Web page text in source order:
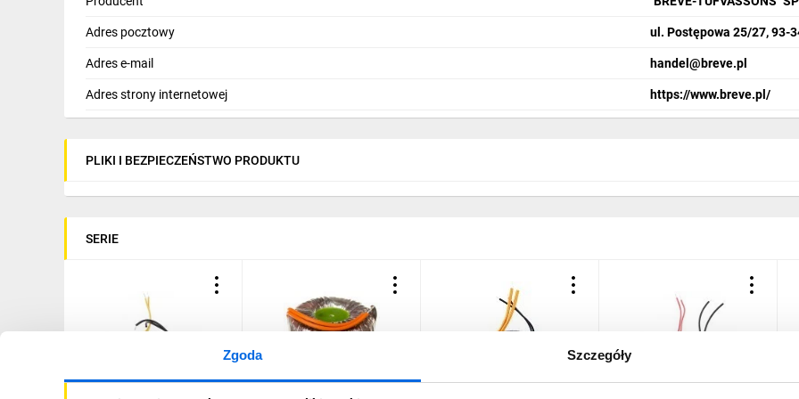
Zgoda Szczegóły
Adres pocztowy ul. Postępowa 25/27, 93-
Adres e-mail handel@breve.pl
Adres strony internetowej https://www.breve.pl/
PLIKI I BEZPIECZEŃSTWO PRODUKTU
SERIE